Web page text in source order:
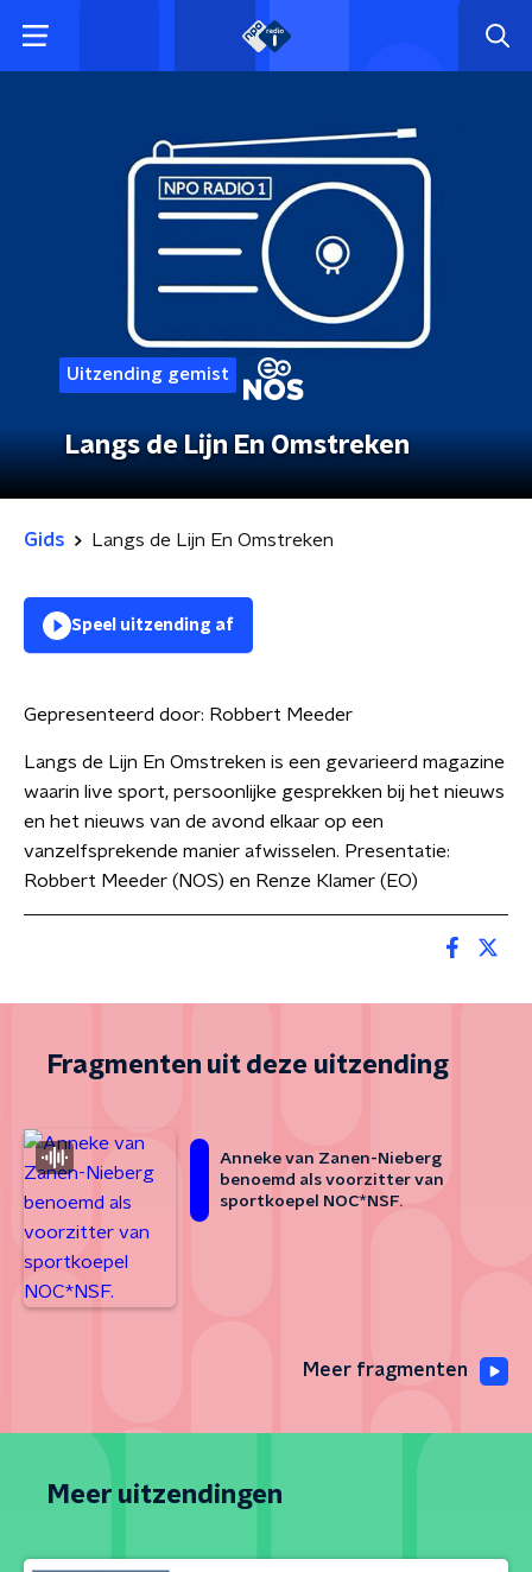
Uitzending gemist
Langs de Lijn En Omstreken
Gids Langs de Lijn En Omstreken
Speel uitzending af
Gepresenteerd door: Robbert Meeder
Langs de Lijn En Omstreken is een gevarieerd magazine
waarin live sport, persoonlijke gesprekken bij het nieuws
en het nieuws van de avond elkaar op een
vanzelfsprekende manier afwisselen. Presentatie:
Robbert Meeder (NOS) en Renze Klamer (EO)
Fragmenten uit deze uitzending
Anneke van Zanen-Nieberg
benoemd als voorzitter van
sportkoepel NOC*NSF.
Meer fragmenten
Meer uitzendingen